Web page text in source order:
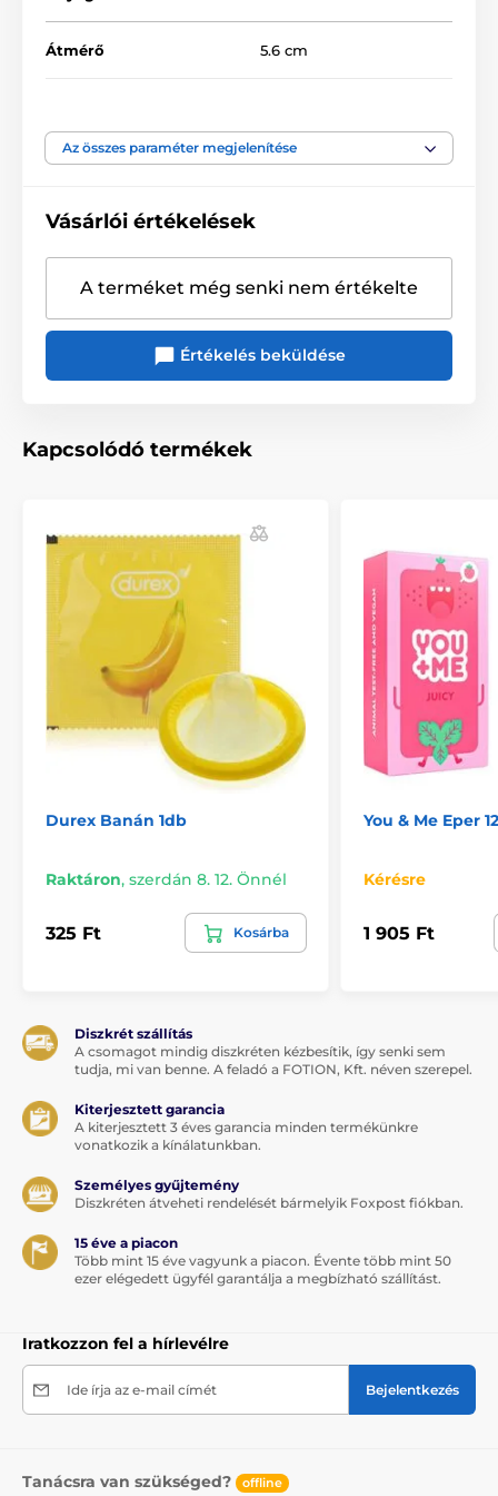
Átmérő 5.6 cm
Hossz 20.5 cm
Az összes paraméter megjelenítése
Vásárlói értékelések
A terméket még senki nem értékelte
Értékelés beküldése
Kapcsolódó termékek
Durex Banán 1db
Raktáron, szerdán 8. 12. Önnél
325 Ft Kosárba
You & Me Eper
Kérésre
1 905 Ft
Diszkrét szállítás
A csomagot mindig diszkréten kézbesítik, így senki sem
tudja, mi van benne. A feladó a FOTION, Kft. néven szerepel.
Kiterjesztett garancia
A kiterjesztett 3 éves garancia minden termékünkre
vonatkozik a kínálatunkban.
Személyes gyűjtemény
Diszkréten átveheti rendelését bármelyik Foxpost fiókban.
15 éve a piacon
Több mint 15 éve vagyunk a piacon. Évente több mint 50
ezer elégedett ügyfél garantálja a megbízható szállítást.
Iratkozzon fel a hírlevélre
Ide írja az e-mail címét Bejelentkezés
Tanácsra van szükséged? offline